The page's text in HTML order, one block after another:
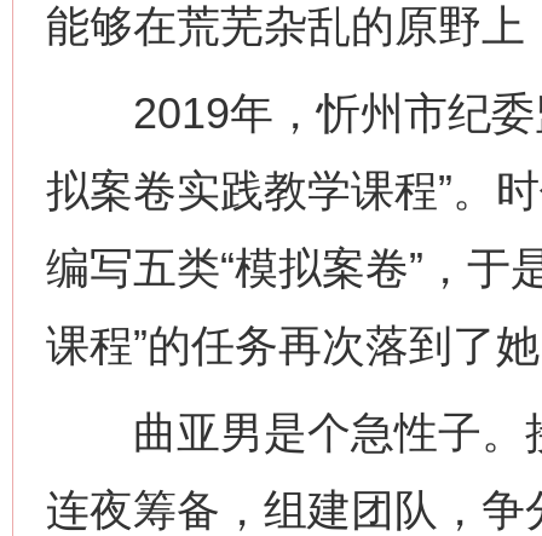
能够在荒芜杂乱的原野
2019年，忻州市纪委
拟案卷实践教学课程”。
编写五类“模拟案卷”，于
课程”的任务再次落到了
曲亚男是个急性子。
连夜筹备，组建团队，